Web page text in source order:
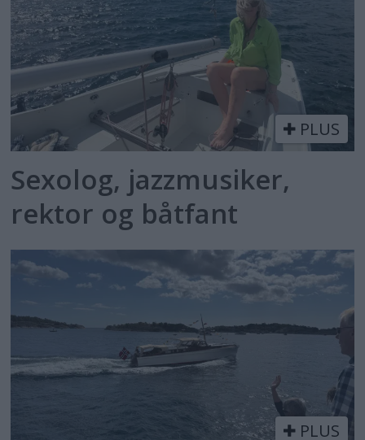
PLUS
Sexolog, jazzmusiker,
rektor og båtfant
PLUS